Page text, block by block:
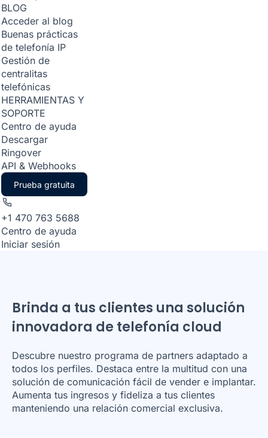
BLOG
Acceder al blog
Buenas prácticas
de telefonía IP
Gestión de
centralitas
telefónicas
HERRAMIENTAS Y
SOPORTE
Centro de ayuda
Descargar
Ringover
API & Webhooks
Prueba gratuita
+1 470 763 5688
Centro de ayuda
Iniciar sesión
Brinda a tus clientes una solución
innovadora de telefonía cloud
Descubre nuestro programa de partners adaptado a
todos los perfiles. Destaca entre la multitud con una
solución de comunicación fácil de vender e implantar.
Aumenta tus ingresos y fideliza a tus clientes
manteniendo una relación comercial exclusiva.